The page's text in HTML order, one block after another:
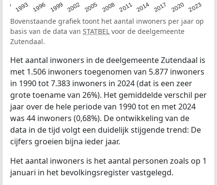
1993 1996 1999 2002 2005 2008 2011 2014 2017 2020 2023
Bovenstaande grafiek toont het aantal inwoners per jaar op
basis van de data van STATBEL voor de deelgemeente
Zutendaal.
Het aantal inwoners in de deelgemeente Zutendaal is
met 1.506 inwoners toegenomen van 5.877 inwoners
in 1990 tot 7.383 inwoners in 2024 (dat is een zeer
grote toename van 26%). Het gemiddelde verschil per
jaar over de hele periode van 1990 tot en met 2024
was 44 inwoners (0,68%). De ontwikkeling van de
data in de tijd volgt een duidelijk stijgende trend: De
cijfers groeien bijna ieder jaar.
Het aantal inwoners is het aantal personen zoals op 1
januari in het bevolkingsregister vastgelegd.